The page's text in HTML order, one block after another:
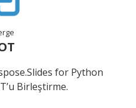
for Python
Birleştirme.